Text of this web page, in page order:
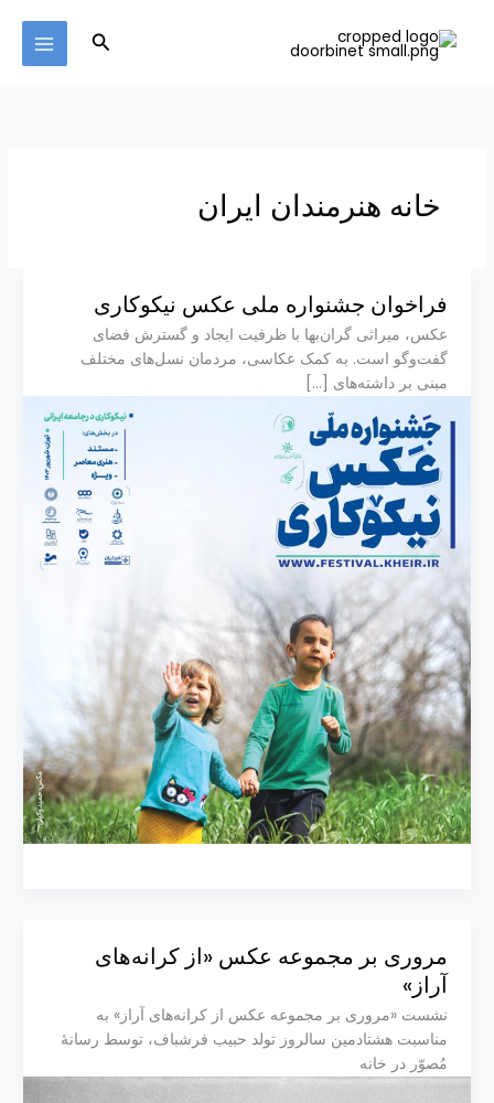
content
Search
خانه هنرمندان ایران
فراخوان جشنواره ملی عکس نیکوکاری
عکس، میراثی گران‌بها با ظرفیت ایجاد و گسترش فضای
گفت‌وگو است. به کمک عکاسی، مردمان نسل‌های مختلف
مبنی بر داشته‌های […]
مروری بر مجموعه عکس «از کرانه‌های
آراز»
نشست «مروری بر مجموعه عکس از کرانه‌های آراز» به
مناسبت هشتادمین سالروز تولد حبیب فرشباف، توسط رسانۀ
مُصوّر در خانه